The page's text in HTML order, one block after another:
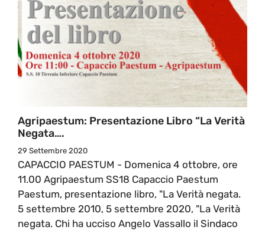
Agripaestum: Presentazione Libro “La Verità
Negata….
29 Settembre 2020
CAPACCIO PAESTUM - Domenica 4 ottobre, ore
11.00 Agripaestum SS18 Capaccio Paestum
Paestum, presentazione libro, "La Verità negata.
5 settembre 2010, 5 settembre 2020, "La Verità
negata. Chi ha ucciso Angelo Vassallo il Sindaco